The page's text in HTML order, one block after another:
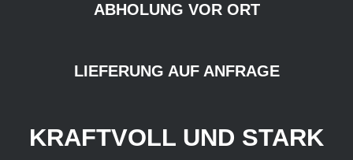
ABHOLUNG VOR ORT
LIEFERUNG AUF ANFRAGE
KRAFTVOLL UND STARK